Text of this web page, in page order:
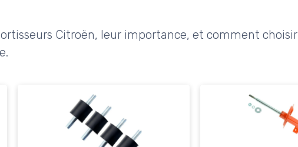
Citroën, leur importance, et comment choisir